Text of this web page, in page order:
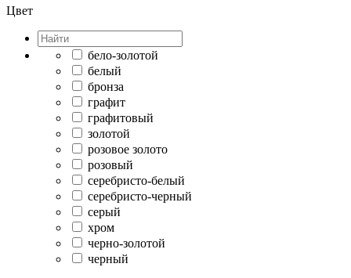
Цвет
бело-золотой
белый
бронза
графит
графитовый
золотой
розовое золото
розовый
серебристо-белый
серебристо-черный
серый
хром
черно-золотой
черный